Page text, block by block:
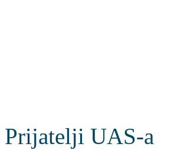
Prijatelji UAS-a